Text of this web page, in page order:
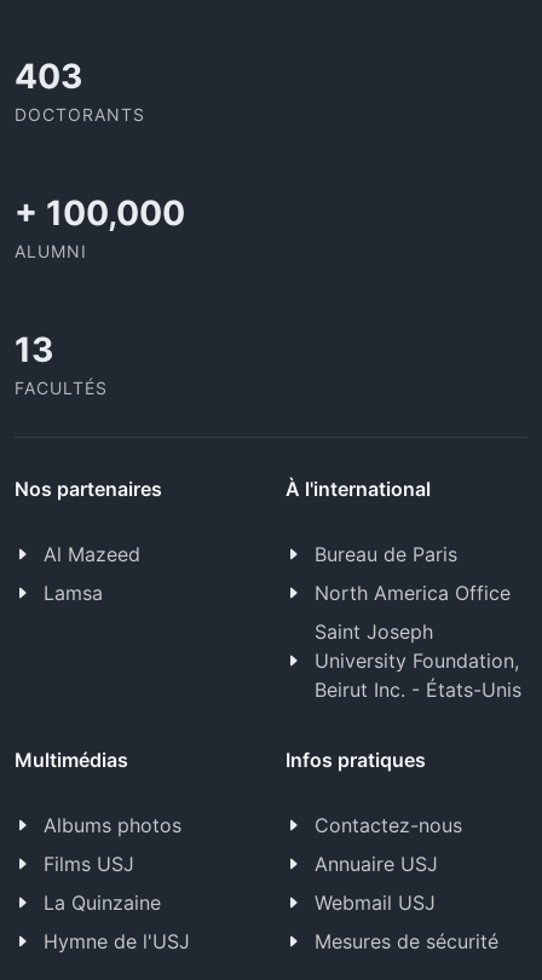
426
DOCTORANTS
+ 100,000
ALUMNI
13
FACULTÉS
Nos partenaires
Al Mazeed
Lamsa
À l'international
Bureau de Paris
North America Office
Saint Joseph
University Foundation,
Beirut Inc. - États-Unis
Multimédias
Albums photos
Films USJ
La Quinzaine
Hymne de l'USJ
Infos pratiques
Contactez-nous
Annuaire USJ
Webmail USJ
Mesures de sécurité